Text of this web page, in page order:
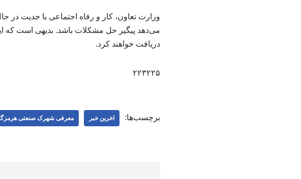
وزارت تعاون، کار و رفاه اجتماعی با جدیت در
دریافت خواهند کرد.
۲۲۳۲۲۵
برچسب‌ها: اخرین خبر معرفی شهرک صنعتی